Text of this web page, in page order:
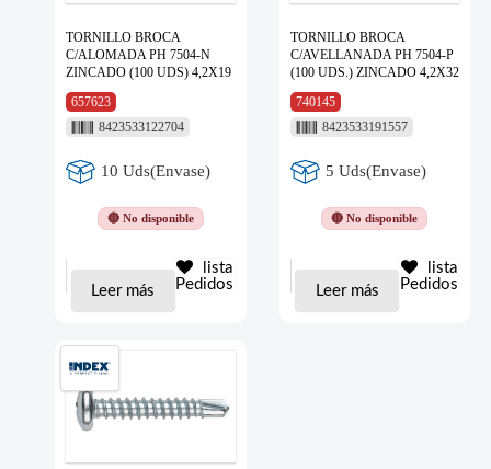
TORNILLO BROCA
C/ALOMADA PH 7504-N
ZINCADO (100 UDS) 4,2X19
657623
8423533122704
10 Uds(Envase)
🔴 No disponible
Leer más
lista
Pedidos
TORNILLO BROCA
C/AVELLANADA PH 7504-P
(100 UDS.) ZINCADO 4,2X32
740145
8423533191557
5 Uds(Envase)
🔴 No disponible
Leer más
lista
Pedidos